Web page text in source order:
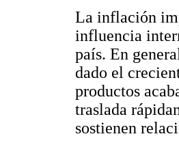
La inflación
influencia
país. En
dado el
productos
traslada
sostienen